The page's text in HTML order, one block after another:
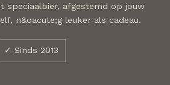
speciaalbier, afgestemd op jouw
n&oacute;g leuker als cadeau.
✓ Sinds 2013